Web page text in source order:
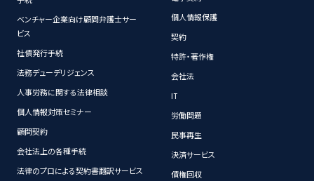
ベンチャー企業向け顧問弁護士サー
ビス
社債発行手続
法務デューデリジェンス
人事労務に関する法律相談
個人情報対策セミナー
顧問契約
会社法上の各種手続
法律のプロによる契約書翻訳サービス
個人情報保護
契約
特許・著作権
会社法
IT
労働問題
民事再生
決済サービス
債権回収